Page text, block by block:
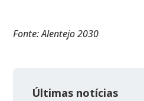
Fonte: Alentejo 2030
Últimas notícias